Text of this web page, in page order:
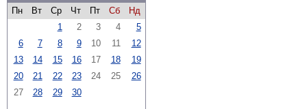
Пн
Вт Ср Чт Пт Сб
Нд
1
2 3 4
5
6
7 8 9 10 11
12
13
14 15 16 17 18
19
20
21 22 23 24 25
26
27
28 29 30